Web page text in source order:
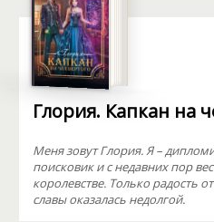
Глория. Капкан на
Меня зовут Глория. Я –
поисковик и с недавних пор
королевстве. Только радость
славы оказалась недолгой.